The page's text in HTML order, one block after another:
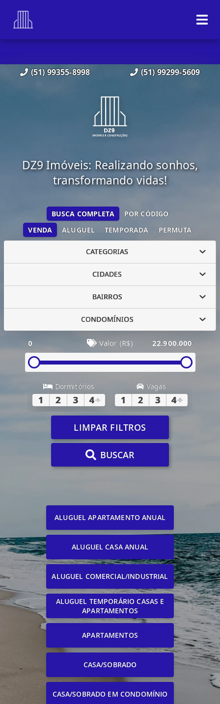
(51) 99355-8998 (51) 99299-5609
DZ9 Imóveis: Realizando sonhos,
transformando vidas!
VENDA ALUGUEL TEMPORADA PERMUTA
BUSCA COMPLETA POR CÓDIGO
CATEGORIAS
CIDADES
BAIRROS
CONDOMÍNIOS
0 Valor (R$) 22.900.000
Dormitórios
1 2 3 4+
Vagas
1 2 3 4+
LIMPAR FILTROS
BUSCAR
ALUGUEL APARTAMENTO ANUAL
ALUGUEL CASA ANUAL
ALUGUEL COMERCIAL/INDUSTRIAL
ALUGUEL TEMPORÁRIO CASAS E
APARTAMENTOS
APARTAMENTOS
CASA/SOBRADO
CASA/SOBRADO EM CONDOMÍNIO